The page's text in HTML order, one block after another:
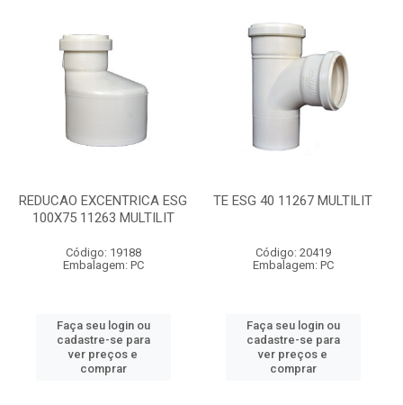
REDUCAO EXCENTRICA ESG
100X75 11263 MULTILIT
Código: 19188
Embalagem: PC
Faça seu login ou
cadastre-se para
ver preços e
comprar
TE ESG 40 11267 MULTILIT
Código: 20419
Embalagem: PC
Faça seu login ou
cadastre-se para
ver preços e
comprar